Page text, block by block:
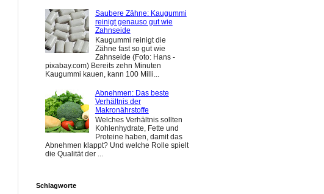
Saubere Zähne: Kaugummi
reinigt genauso gut wie
Zahnseide
Kaugummi reinigt die
Zähne fast so gut wie
Zahnseide (Foto: Hans -
pixabay.com) Bereits zehn Minuten
Kaugummi kauen, kann 100 Milli...
Abnehmen: Das beste
Verhältnis der
Makronährstoffe
Welches Verhältnis sollten
Kohlenhydrate, Fette und
Proteine haben, damit das
Abnehmen klappt? Und welche Rolle spielt
die Qualität der ...
Schlagworte